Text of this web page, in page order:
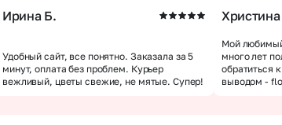
Ирина Б.
Удобный сайт, все понятно. Заказала за 5
минут, оплата без проблем. Курьер
вежливый, цветы свежие, не мятые. Супер!
Мой
много лет
обратиться
выводом -